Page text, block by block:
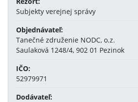
Subjekty verejnej správy
Objednávateľ:
Tanečné združenie NODC, o.z.
Saulaková 1248/4, 902 01 Pezinok
IČO:
52979971
Dodávateľ: